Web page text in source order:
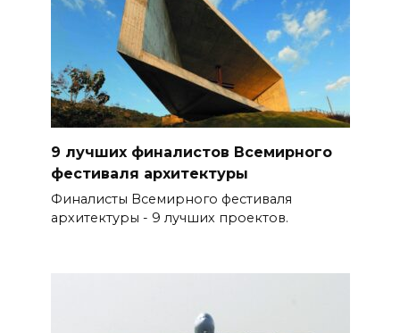
9 лучших финалистов Всемирного
фестиваля архитектуры
Финалисты Всемирного фестиваля
архитектуры - 9 лучших проектов.